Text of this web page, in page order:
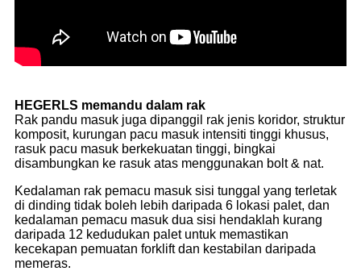
HEGERLS memandu dalam rak
Rak pandu masuk juga dipanggil rak jenis koridor, struktur
komposit, kurungan pacu masuk intensiti tinggi khusus,
rasuk pacu masuk berkekuatan tinggi, bingkai
disambungkan ke rasuk atas menggunakan bolt & nat.
Kedalaman rak pemacu masuk sisi tunggal yang terletak
di dinding tidak boleh lebih daripada 6 lokasi palet, dan
kedalaman pemacu masuk dua sisi hendaklah kurang
daripada 12 kedudukan palet untuk memastikan
kecekapan pemuatan forklift dan kestabilan daripada
memeras.